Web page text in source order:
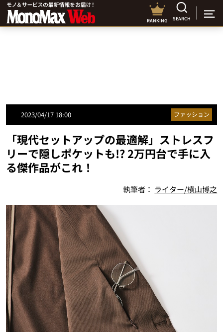
RANKING SEARCH
2023/04/17 18:00 ファッション
「現代セットアップの最適解」ストレスフ
リーで隠しポケットも!? 2万円台で手に入
る傑作品がこれ！
執筆者： ライター/横山博之